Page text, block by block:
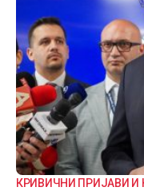
КРИВИЧНИ ПРИЈАВИ